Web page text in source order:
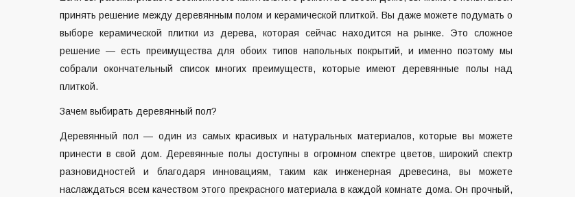
принять решение между деревянным полом и керамической плиткой. Вы даже можете подумать о
выборе керамической плитки из дерева, которая сейчас находится на рынке. Это сложное
решение — есть преимущества для обоих типов напольных покрытий, и именно поэтому мы
собрали окончательный список многих преимуществ, которые имеют деревянные полы над
плиткой.
Зачем выбирать деревянный пол?
Деревянный пол — один из самых красивых и натуральных материалов, которые вы можете
принести в свой дом. Деревянные полы доступны в огромном спектре цветов, широкий спектр
разновидностей и благодаря инновациям, таким как инженерная древесина, вы можете
наслаждаться всем качеством этого прекрасного материала в каждой комнате дома. Он прочный,